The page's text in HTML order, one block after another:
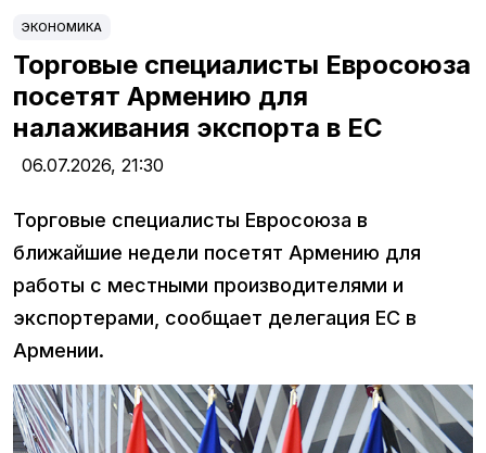
ЭКОНОМИКА
Торговые специалисты Евросоюза
посетят Армению для
налаживания экспорта в ЕС
06.07.2026, 21:30
Торговые специалисты Евросоюза в
ближайшие недели посетят Армению для
работы с местными производителями и
экспортерами, сообщает делегация ЕС в
Армении.